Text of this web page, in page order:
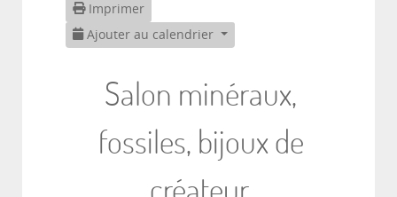
Imprimer
Ajouter au calendrier
Salon minéraux,
fossiles, bijoux de
créateur.